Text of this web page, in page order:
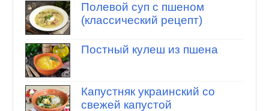
Полевой суп с пшеном
(классический рецепт)
Постный кулеш из пшена
Капустняк украинский со
свежей капустой